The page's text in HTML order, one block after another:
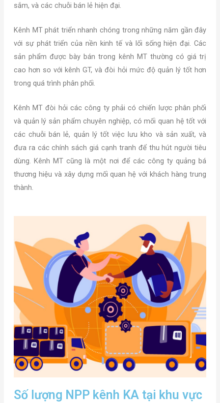
sắm, và các chuỗi bán lẻ hiện đại.
Kênh MT phát triển nhanh chóng trong những năm gần đây
với sự phát triển của nền kinh tế và lối sống hiện đại. Các
sản phẩm được bày bán trong kênh MT thường có giá trị
cao hơn so với kênh GT, và đòi hỏi mức độ quản lý tốt hơn
trong quá trình phân phối.
Kênh MT đòi hỏi các công ty phải có chiến lược phân phối
và quản lý sản phẩm chuyên nghiệp, có mối quan hệ tốt với
các chuỗi bán lẻ, quản lý tốt việc lưu kho và sản xuất, và
đưa ra các chính sách giá cạnh tranh để thu hút người tiêu
dùng. Kênh MT cũng là một nơi để các công ty quảng bá
thương hiệu và xây dựng mối quan hệ với khách hàng trung
thành.
Số lượng NPP kênh KA tại khu vực